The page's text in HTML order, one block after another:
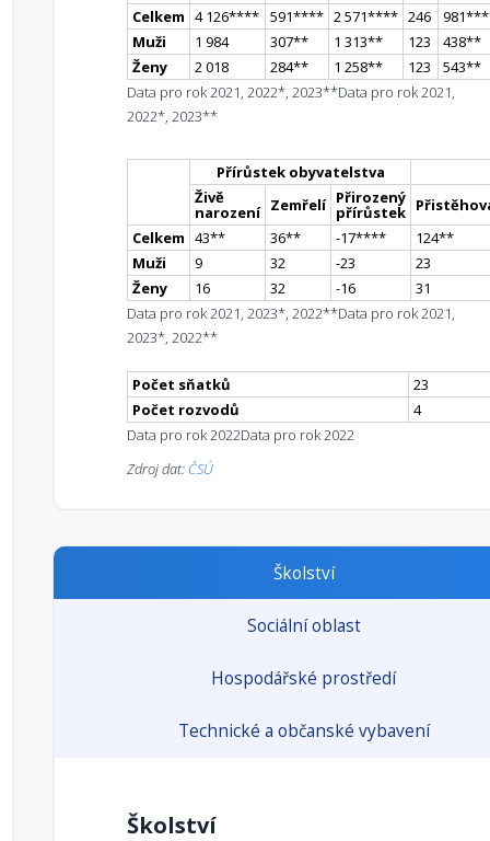
Celkem 4 126**** 591**** 2 571**** 246 981**
Muži
1 984 307** 1 313** 123 438**
Ženy
2 018 284** 1 258** 123 543**
Data pro rok 2021, 2022*, 2023**Data pro rok 2021,
2022*, 2023**
Přírůstek obyvatelstva
Živě
narození Zemřelí Přirozený
přírůstek
Celkem 43** 36** -17**** 124**
Muži
9 32 -23
23
Ženy
16 32 -16
31
Data pro rok 2021, 2023*, 2022**Data pro rok 2021,
2023*, 2022**
Počet sňatků
23
Počet rozvodů
4
Data pro rok 2022Data pro rok 2022
Zdroj dat: ČSÚ
Školství
Sociální oblast
Hospodářské prostředí
Technické a občanské vybavení
Školství